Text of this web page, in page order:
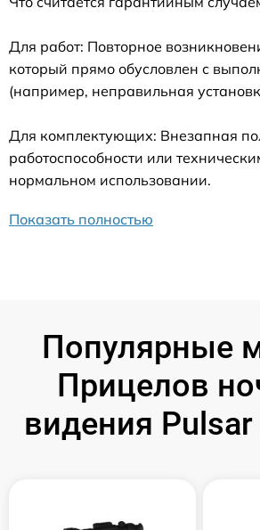
Для работ: Повторное
который прямо обусловлен с
(например, неправильная
Для комплектующих: Внезапная
работоспособности или
нормальном использовании.
Показать полностью
Популярные
Прицелов
видения